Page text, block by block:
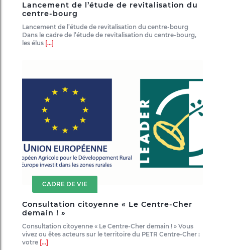
Lancement de l’étude de revitalisation du
centre-bourg
Lancement de l’étude de revitalisation du centre-bourg
Dans le cadre de l’étude de revitalisation du centre-bourg,
les élus [...]
CADRE DE VIE
Consultation citoyenne « Le Centre-Cher
demain ! »
Consultation citoyenne « Le Centre-Cher demain ! » Vous
vivez ou êtes acteurs sur le territoire du PETR Centre-Cher :
votre [...]